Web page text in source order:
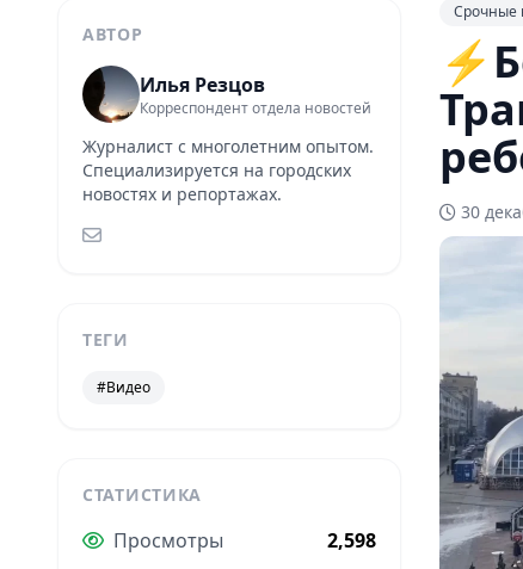
АВТОР
Илья Резцов
Корреспондент отдела новостей
Журналист с многолетним опытом.
Специализируется на городских
новостях и репортажах.
ТЕГИ
#Видео
СТАТИСТИКА
Просмотры
2,598
Срочные
30